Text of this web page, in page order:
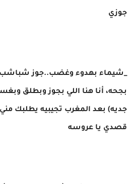
جوزي
_شيماء بهدوء وغضب..جوز شباشب
بجحه، أنا هنا اللي بجوز وبطلق
جديه) بعد المغرب تجيبيه يطلبك
قصدي يا عروسه